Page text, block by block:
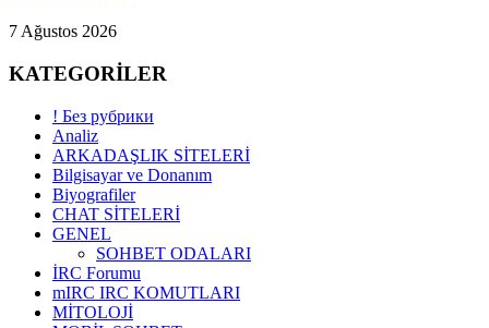
7 Ağustos 2026
KATEGORİLER
! Без рубрики
Analiz
ARKADAŞLIK SİTELERİ
Bilgisayar ve Donanım
Biyografiler
CHAT SİTELERİ
GENEL
SOHBET ODALARI
İRC Forumu
mIRC IRC KOMUTLARI
MİTOLOJİ